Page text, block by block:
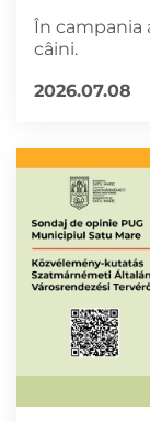
În campania
câini.
2026.07.08